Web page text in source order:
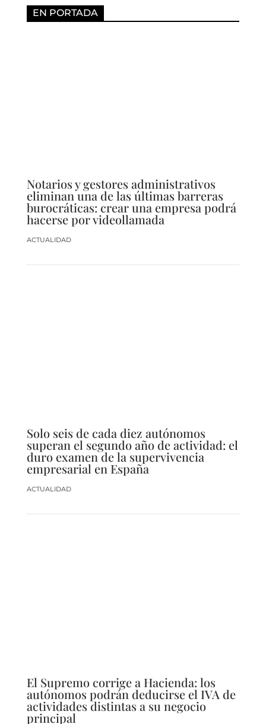
EN PORTADA
Notarios y gestores administrativos
eliminan una de las últimas barreras
burocráticas: crear una empresa podrá
hacerse por videollamada
ACTUALIDAD
Solo seis de cada diez autónomos
superan el segundo año de actividad: el
duro examen de la supervivencia
empresarial en España
ACTUALIDAD
El Supremo corrige a Hacienda: los
autónomos podrán deducirse el IVA de
actividades distintas a su negocio
principal